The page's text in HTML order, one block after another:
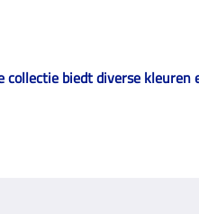
biedt diverse